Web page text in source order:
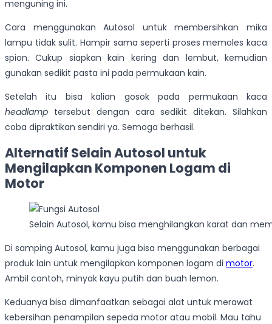
menguning ini.
Cara menggunakan Autosol untuk membersihkan mika
lampu tidak sulit. Hampir sama seperti proses memoles kaca
spion. Cukup siapkan kain kering dan lembut, kemudian
gunakan sedikit pasta ini pada permukaan kain.
Setelah itu bisa kalian gosok pada permukaan kaca
headlamp tersebut dengan cara sedikit ditekan. Silahkan
coba dipraktikan sendiri ya. Semoga berhasil.
Alternatif Selain Autosol untuk
Mengilapkan Komponen Logam di
Motor
Selain Autosol, kamu bisa menghilangkan karat dan
Di samping Autosol, kamu juga bisa menggunakan berbagai
produk lain untuk mengilapkan komponen logam di motor.
Ambil contoh, minyak kayu putih dan buah lemon.
Keduanya bisa dimanfaatkan sebagai alat untuk merawat
kebersihan penampilan sepeda motor atau mobil. Mau tahu